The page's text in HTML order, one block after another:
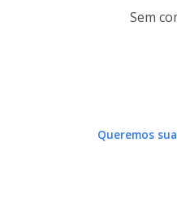
Sem
Queremos